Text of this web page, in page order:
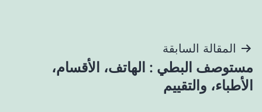
تصفّح
المقالات
المقالة السابقة
مستوصف البطي : الهاتف، الأقسام،
الأطباء، والتقييم